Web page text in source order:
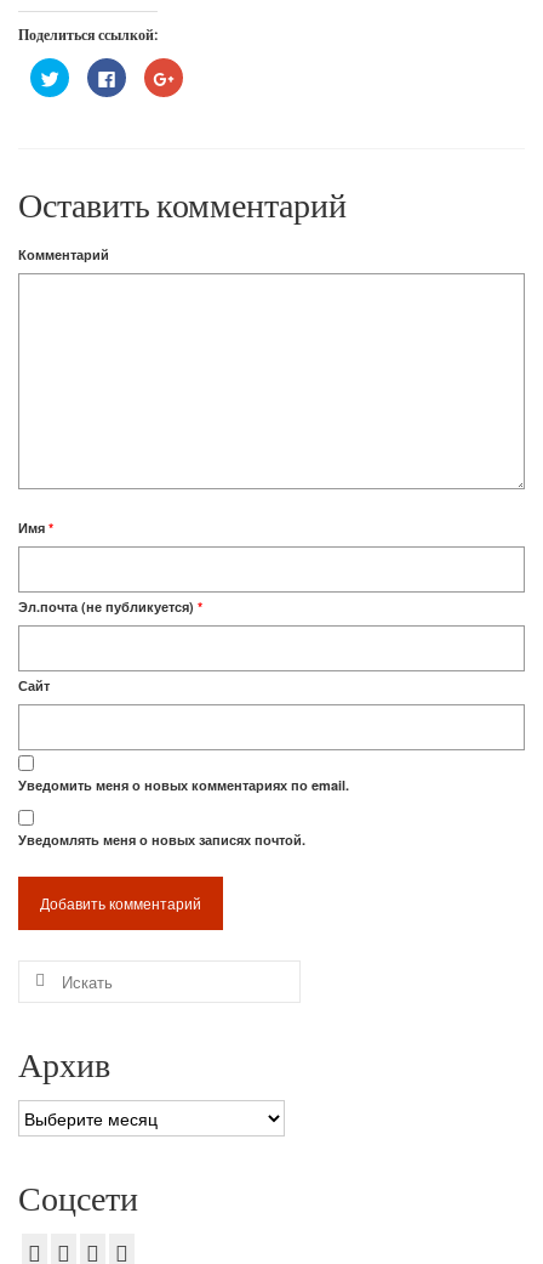
Поделиться ссылкой:
Нажмите,
чтобы
поделиться
Нажмите
здесь,
чтобы
новом
окне)
Нажмите,
чтобы
Оставить комментарий
Комментарий
Имя *
Эл.почта (не публикуется) *
Сайт
Уведомить меня о новых комментариях по email.
Уведомлять меня о новых записях почтой.
Искать:
Архив
Архив
Соцсети